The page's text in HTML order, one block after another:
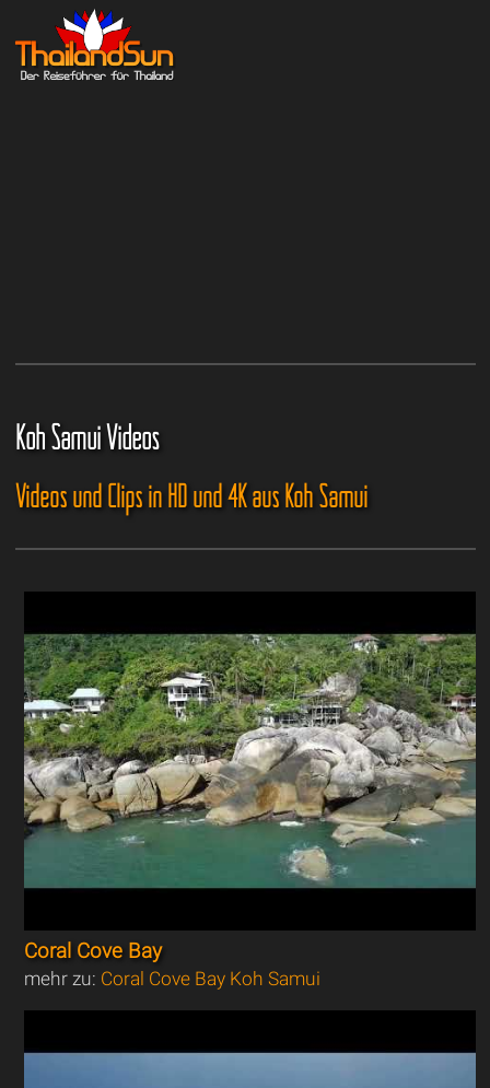
Koh Samui Videos
Videos und Clips in HD und 4K aus Koh Samui
Coral Cove Bay
mehr zu: Coral Cove Bay Koh Samui